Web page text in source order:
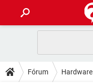
CELULAR
DICAS
Fórum Hardware